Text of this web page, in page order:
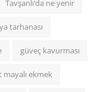
Tavşanlı’da ne yenir
tarhanası
güveç kavurması
ekmek